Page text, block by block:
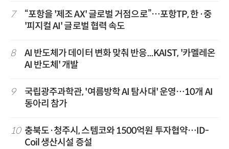
7
“포항을 '제조 AX' 글로벌 거점으로”…포항TP, 한·중
'피지컬 AI' 글로벌 협력 속도
8
AI 반도체가 데이터 변화 맞춰 반응...KAIST, '카멜레온
AI 반도체' 개발
9
국립광주과학관, '여름방학 AI 탐사대' 운영…10개 AI
동아리 참가
10 충북도·청주시, 스템코와 1500억원 투자협약…ID-
Coil 생산시설 증설